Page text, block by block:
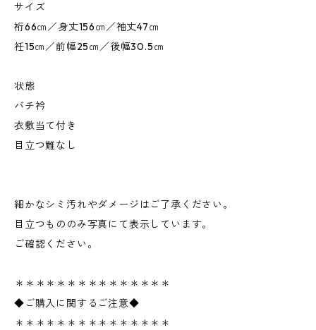
サイズ
裄66㎝／身丈156㎝／袖丈47㎝
衽15㎝／前幅25㎝／後幅30.5㎝
状態
バチ衿
衣敷当て付き
目立つ難なし
細かなシミ汚れやダメージはご了承ください。
目立つもののみ写真にて表示しています。
ご確認ください。
＊＊＊＊＊＊＊＊＊＊＊＊＊＊＊
◆ご購入に関するご注意◆
＊＊＊＊＊＊＊＊＊＊＊＊＊＊＊